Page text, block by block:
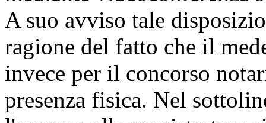
A suo avviso tale
ragione del fatto che il
invece per il concorso
presenza fisica. Nel